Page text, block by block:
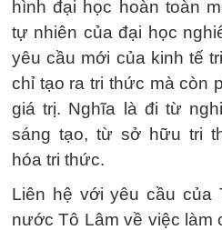
hình đại học hoàn toàn
tự nhiên của đại học
yêu cầu mới của kinh tế
chỉ tạo ra tri thức mà còn
giá trị. Nghĩa là đi từ
sáng tạo, từ sở hữu tri
hóa tri thức.
Liên hệ với yêu cầu của
nước Tô Lâm về việc làm